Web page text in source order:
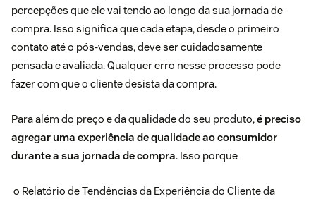
percepções que ele vai tendo ao longo da sua jornada de
compra. Isso significa que cada etapa, desde o primeiro
contato até o pós-vendas, deve ser cuidadosamente
pensada e avaliada. Qualquer erro nesse processo pode
fazer com que o cliente desista da compra.
Para além do preço e da qualidade do seu produto,é preciso
agregar uma experiência de qualidade ao consumidor
durante a sua jornada de compra. Isso porque
o Relatório de Tendências da Experiência do Cliente da